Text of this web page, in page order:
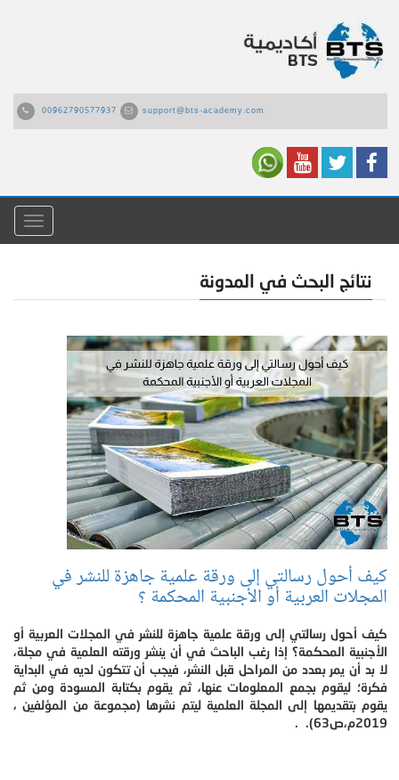
00962790577937 support@bts-academy.com
القائمة
نتائج البحث في المدونة
كيف أحول رسالتي إلى ورقة علمية جاهزة للنشر في
المجلات العربية أو الأجنبية المحكمة ؟
كيف أحول رسالتي إلى ورقة علمية جاهزة للنشر في المجلات العربية أو
الأجنبية المحكمة؟ إذا رغب الباحث في أن ينشر ورقته العلمية في مجلة،
لا بد أن يمر بعدد من المراحل قبل النشر، فيجب أن تتكون لديه في البداية
فكرة؛ ليقوم بجمع المعلومات عنها، ثم يقوم بكتابة المسودة ومن ثم
يقوم بتقديمها إلى المجلة العلمية ليتم نشرها (مجموعة من المؤلفين ،
2019م،ص63). .